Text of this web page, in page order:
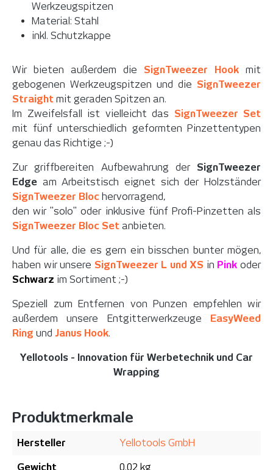
Werkzeugspitzen
Material: Stahl
inkl. Schutzkappe
Wir bieten außerdem die SignTweezer Hook mit
gebogenen Werkzeugspitzen und die SignTweezer
Straight mit geraden Spitzen an.
Im Zweifelsfall ist vielleicht das SignTweezer Set
mit fünf unterschiedlich geformten Pinzettentypen
genau das Richtige ;-)
Zur griffbereiten Aufbewahrung der SignTweezer
Edge am Arbeitstisch eignet sich der Holzständer
SignTweezer Bloc hervorragend,
den wir "solo" oder inklusive fünf Profi-Pinzetten als
SignTweezer Bloc Set anbieten.
Und für alle, die es gern ein bisschen bunter mögen,
haben wir unsere SignTweezer L und XS in Pink oder
Schwarz im Sortiment ;-)
Speziell zum Entfernen von Punzen empfehlen wir
außerdem unsere Entgitterwerkzeuge EasyWeed
Ring und Janus Hook.
Yellotools - Innovation für Werbetechnik und Car
Wrapping
Produktmerkmale
Hersteller Yellotools GmbH
Gewicht 0.02 kg